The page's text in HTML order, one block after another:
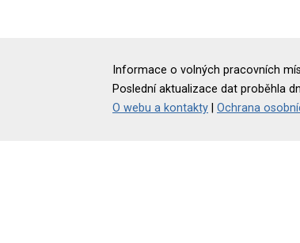
Informace o volných pracovních
Poslední aktualizace dat proběhla
O webu a kontakty
Ochrana